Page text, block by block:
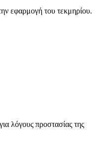
εφαρμογή του τεκμηρίου.
λόγους προστασίας της